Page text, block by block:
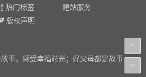
热门标签
建站服务
版权声明
故事，感受幸福时光；好父母都是故事